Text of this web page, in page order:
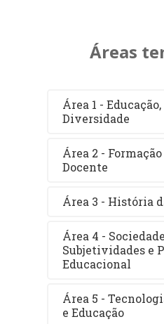
Áreas
Área 1 -
Diversidade
Área 2 -
Docente
Área 3 - História
Área 4 -
Subjetividades e
Educacional
Área 5 -
e Educação